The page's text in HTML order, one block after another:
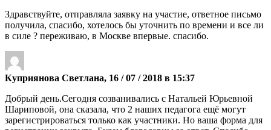
Здравствуйте, отправляла заявку на участие, ответное письмо
получила, спасибо, хотелось бы уточнить по времени и все ли
в силе ? переживаю, в Москве впервые. спасибо.
Куприянова Светлана, 16 / 07 / 2018 в 15:37
Добрый день.Сегодня созванивались с Натальей Юрьевной
Шариповой, она сказала, что 2 наших педагога ещё могут
зарегистрироваться только как участники. Но ваша форма для